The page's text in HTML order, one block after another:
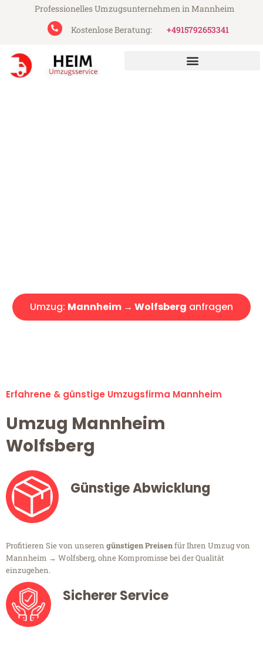
Professionelles Umzugsunternehmen in Mannheim
Kostenlose Beratung:
+4915792653341
Umzug: Mannheim → Wolfsberg anfragen
Erfahrene & günstige Umzugsfirma Mannheim
Umzug Mannheim
Wolfsberg
Günstige Abwicklung
Profitieren Sie von unseren günstigen Preisenfür Ihren Umzug von
Mannheim → Wolfsberg, ohne Kompromisse bei der Qualität
einzugehen.
Sicherer Service